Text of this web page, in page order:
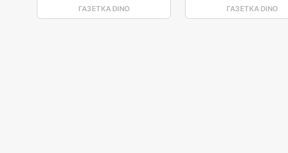
ГАЗЕТКА DINO ГАЗЕТКА DINO